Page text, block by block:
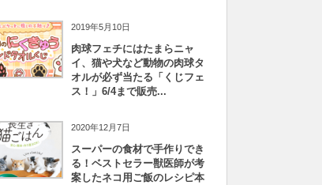
2019年5月10日
肉球フェチにはたまらニャ
イ、猫や犬など動物の肉球タ
オルが必ず当たる「くじフェ
ス！」6/4まで販売...
2020年12月7日
スーパーの食材で手作りでき
る！ベストセラー獣医師が考
案したネコ用ご飯のレシピ本